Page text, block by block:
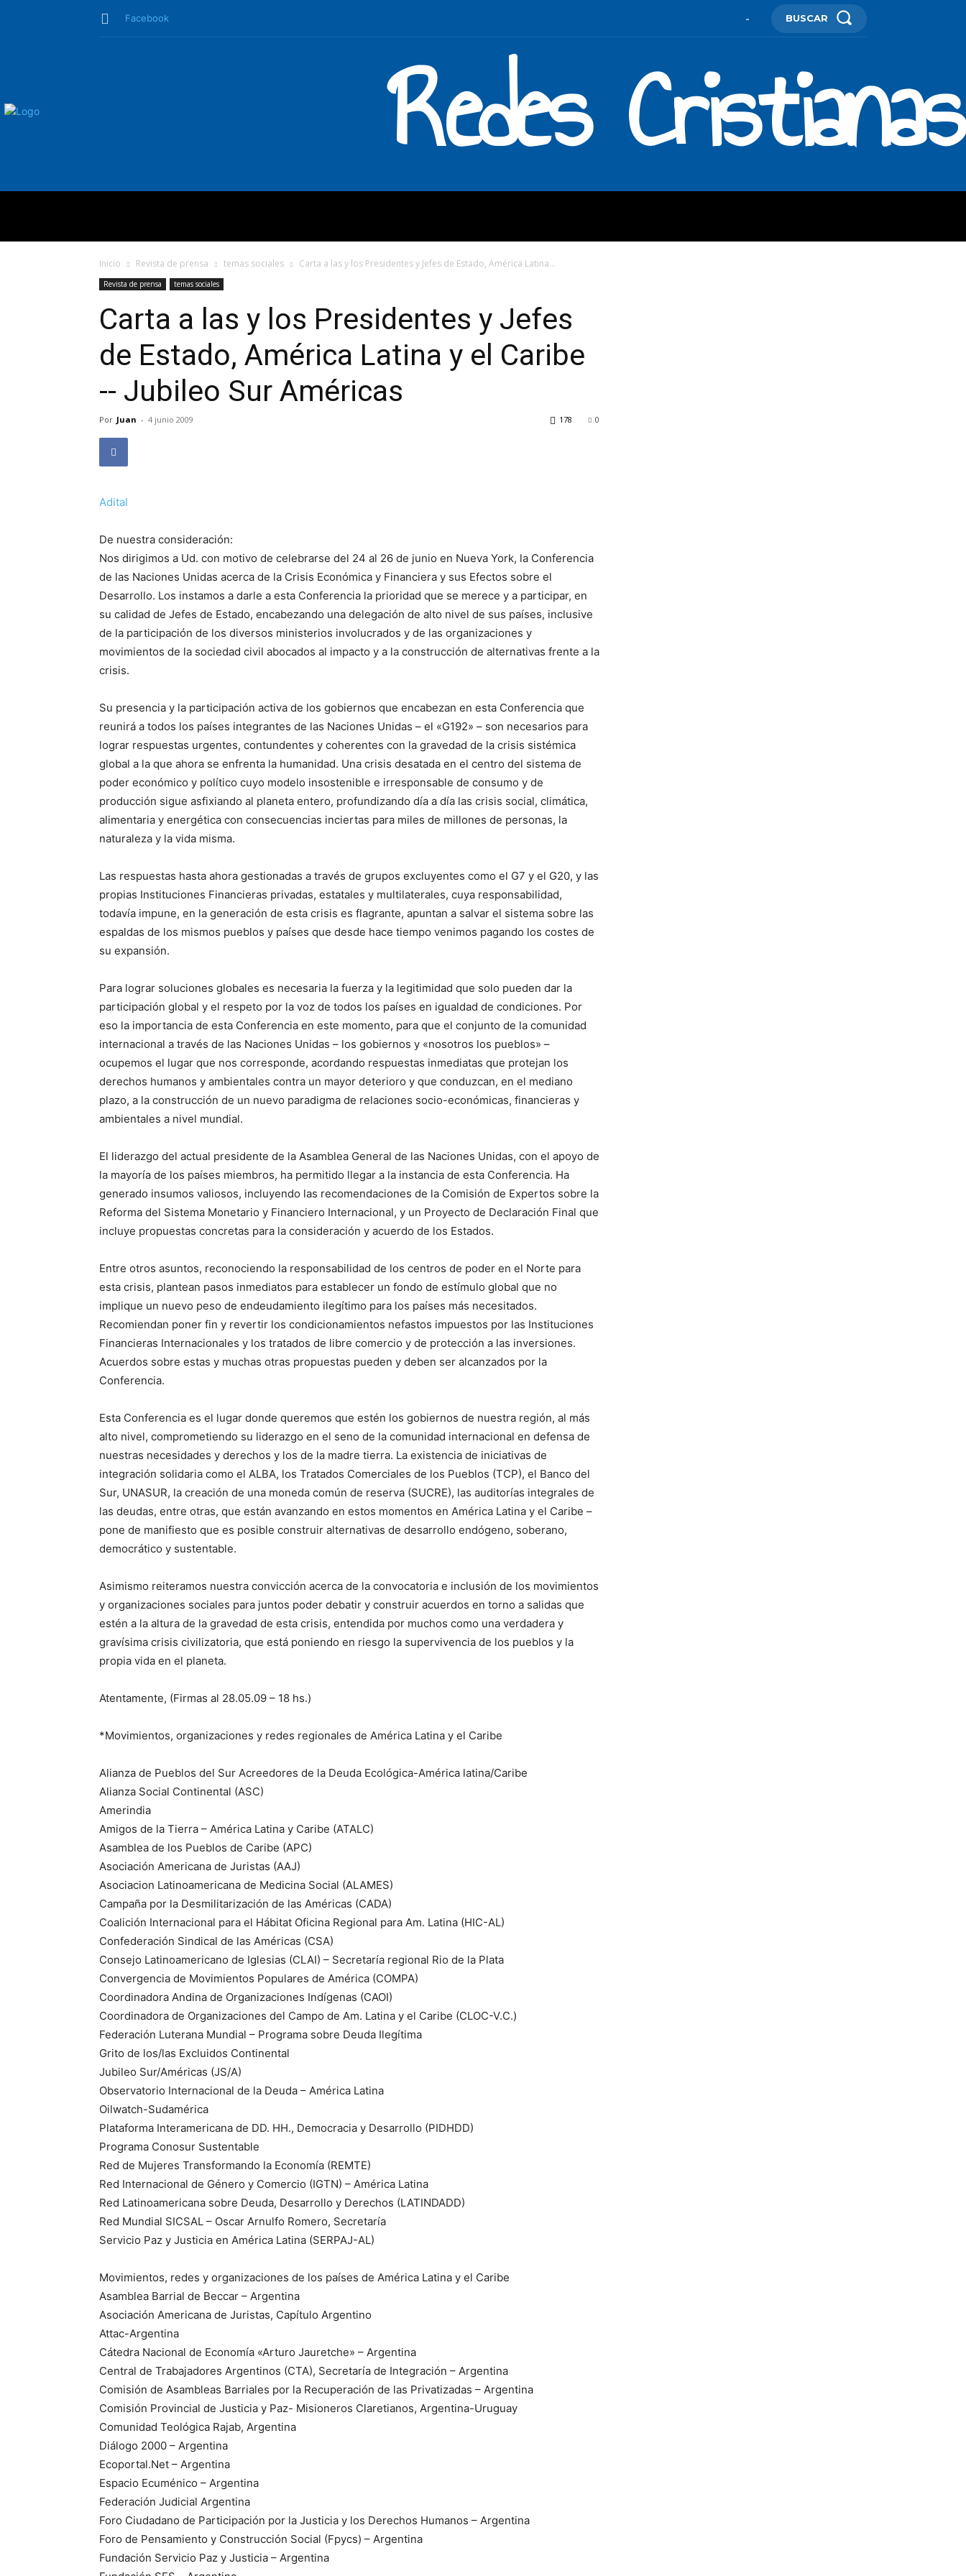
Facebook - BUSCAR
Redes Cristianas
Inicio Revista de prensa temas sociales Carta a las y los Presidentes y Jefes de Estado, América Latina...
Revista de prensa temas sociales
Carta a las y los Presidentes y Jefes
de Estado, América Latina y el Caribe
-- Jubileo Sur Américas
Por Juan - 4 junio 2009 0
178
Adital
De nuestra consideración:
Nos dirigimos a Ud. con motivo de celebrarse del 24 al 26 de junio en Nueva York, la Conferencia
de las Naciones Unidas acerca de la Crisis Económica y Financiera y sus Efectos sobre el
Desarrollo. Los instamos a darle a esta Conferencia la prioridad que se merece y a participar, en
su calidad de Jefes de Estado, encabezando una delegación de alto nivel de sus países, inclusive
de la participación de los diversos ministerios involucrados y de las organizaciones y
movimientos de la sociedad civil abocados al impacto y a la construcción de alternativas frente a la
crisis.
Su presencia y la participación activa de los gobiernos que encabezan en esta Conferencia que
reunirá a todos los países integrantes de las Naciones Unidas – el «G192» – son necesarios para
lograr respuestas urgentes, contundentes y coherentes con la gravedad de la crisis sistémica
global a la que ahora se enfrenta la humanidad. Una crisis desatada en el centro del sistema de
poder económico y político cuyo modelo insostenible e irresponsable de consumo y de
producción sigue asfixiando al planeta entero, profundizando día a día las crisis social, climática,
alimentaria y energética con consecuencias inciertas para miles de millones de personas, la
naturaleza y la vida misma.
Las respuestas hasta ahora gestionadas a través de grupos excluyentes como el G7 y el G20, y las
propias Instituciones Financieras privadas, estatales y multilaterales, cuya responsabilidad,
todavía impune, en la generación de esta crisis es flagrante, apuntan a salvar el sistema sobre las
espaldas de los mismos pueblos y países que desde hace tiempo venimos pagando los costes de
su expansión.
Para lograr soluciones globales es necesaria la fuerza y la legitimidad que solo pueden dar la
participación global y el respeto por la voz de todos los países en igualdad de condiciones. Por
eso la importancia de esta Conferencia en este momento, para que el conjunto de la comunidad
internacional a través de las Naciones Unidas – los gobiernos y «nosotros los pueblos» –
ocupemos el lugar que nos corresponde, acordando respuestas inmediatas que protejan los
derechos humanos y ambientales contra un mayor deterioro y que conduzcan, en el mediano
plazo, a la construcción de un nuevo paradigma de relaciones socio-económicas, financieras y
ambientales a nivel mundial.
El liderazgo del actual presidente de la Asamblea General de las Naciones Unidas, con el apoyo de
la mayoría de los países miembros, ha permitido llegar a la instancia de esta Conferencia. Ha
generado insumos valiosos, incluyendo las recomendaciones de la Comisión de Expertos sobre la
Reforma del Sistema Monetario y Financiero Internacional, y un Proyecto de Declaración Final que
incluye propuestas concretas para la consideración y acuerdo de los Estados.
Entre otros asuntos, reconociendo la responsabilidad de los centros de poder en el Norte para
esta crisis, plantean pasos inmediatos para establecer un fondo de estímulo global que no
implique un nuevo peso de endeudamiento ilegítimo para los países más necesitados.
Recomiendan poner fin y revertir los condicionamientos nefastos impuestos por las Instituciones
Financieras Internacionales y los tratados de libre comercio y de protección a las inversiones.
Acuerdos sobre estas y muchas otras propuestas pueden y deben ser alcanzados por la
Conferencia.
Esta Conferencia es el lugar donde queremos que estén los gobiernos de nuestra región, al más
alto nivel, comprometiendo su liderazgo en el seno de la comunidad internacional en defensa de
nuestras necesidades y derechos y los de la madre tierra. La existencia de iniciativas de
integración solidaria como el ALBA, los Tratados Comerciales de los Pueblos (TCP), el Banco del
Sur, UNASUR, la creación de una moneda común de reserva (SUCRE), las auditorías integrales de
las deudas, entre otras, que están avanzando en estos momentos en América Latina y el Caribe –
pone de manifiesto que es posible construir alternativas de desarrollo endógeno, soberano,
democrático y sustentable.
Asimismo reiteramos nuestra convicción acerca de la convocatoria e inclusión de los movimientos
y organizaciones sociales para juntos poder debatir y construir acuerdos en torno a salidas que
estén a la altura de la gravedad de esta crisis, entendida por muchos como una verdadera y
gravísima crisis civilizatoria, que está poniendo en riesgo la supervivencia de los pueblos y la
propia vida en el planeta.
Atentamente, (Firmas al 28.05.09 – 18 hs.)
*Movimientos, organizaciones y redes regionales de América Latina y el Caribe
Alianza de Pueblos del Sur Acreedores de la Deuda Ecológica-América latina/Caribe
Alianza Social Continental (ASC)
Amerindia
Amigos de la Tierra – América Latina y Caribe (ATALC)
Asamblea de los Pueblos de Caribe (APC)
Asociación Americana de Juristas (AAJ)
Asociacion Latinoamericana de Medicina Social (ALAMES)
Campaña por la Desmilitarización de las Américas (CADA)
Coalición Internacional para el Hábitat Oficina Regional para Am. Latina (HIC-AL)
Confederación Sindical de las Américas (CSA)
Consejo Latinoamericano de Iglesias (CLAI) – Secretaría regional Rio de la Plata
Convergencia de Movimientos Populares de América (COMPA)
Coordinadora Andina de Organizaciones Indígenas (CAOI)
Coordinadora de Organizaciones del Campo de Am. Latina y el Caribe (CLOC-V.C.)
Federación Luterana Mundial – Programa sobre Deuda Ilegítima
Grito de los/las Excluidos Continental
Jubileo Sur/Américas (JS/A)
Observatorio Internacional de la Deuda – América Latina
Oilwatch-Sudamérica
Plataforma Interamericana de DD. HH., Democracia y Desarrollo (PIDHDD)
Programa Conosur Sustentable
Red de Mujeres Transformando la Economía (REMTE)
Red Internacional de Género y Comercio (IGTN) – América Latina
Red Latinoamericana sobre Deuda, Desarrollo y Derechos (LATINDADD)
Red Mundial SICSAL – Oscar Arnulfo Romero, Secretaría
Servicio Paz y Justicia en América Latina (SERPAJ-AL)
Movimientos, redes y organizaciones de los países de América Latina y el Caribe
Asamblea Barrial de Beccar – Argentina
Asociación Americana de Juristas, Capítulo Argentino
Attac-Argentina
Cátedra Nacional de Economía «Arturo Jauretche» – Argentina
Central de Trabajadores Argentinos (CTA), Secretaría de Integración – Argentina
Comisión de Asambleas Barriales por la Recuperación de las Privatizadas – Argentina
Comisión Provincial de Justicia y Paz- Misioneros Claretianos, Argentina-Uruguay
Comunidad Teológica Rajab, Argentina
Diálogo 2000 – Argentina
Ecoportal.Net – Argentina
Espacio Ecuménico – Argentina
Federación Judicial Argentina
Foro Ciudadano de Participación por la Justicia y los Derechos Humanos – Argentina
Foro de Pensamiento y Construcción Social (Fpycs) – Argentina
Fundación Servicio Paz y Justicia – Argentina